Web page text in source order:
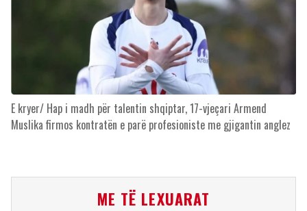
E kryer/ Hap i madh për talentin shqiptar, 17-vjeçari Armend
Muslika firmos kontratën e parë profesioniste me gjigantin anglez
ME TË LEXUARAT